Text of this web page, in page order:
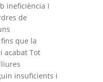
ineficiència I
de
que la
acabat Tot
insuficients i